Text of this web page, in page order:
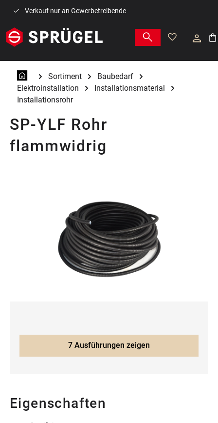
Zum Hauptinhalt springen
Verkauf nur an Gewerbetreibende
Sortiment
Baubedarf
Elektroinstallation
Installationsmaterial
Installationsrohr
SP-YLF Rohr
flammwidrig
7 Ausführungen zeigen
Eigenschaften